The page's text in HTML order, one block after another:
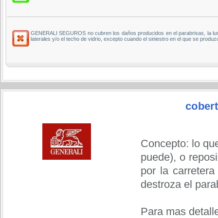
GENERALI SEGUROS no cubren los daños producidos en el parabrisas, la
laterales y/o el techo de vidrio, excepto cuando el siniestro en el que se
Concepto: lo
puede), o
por la
destroza el
Para mas